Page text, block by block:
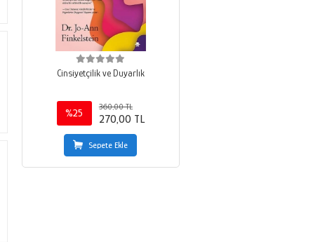
Cinsiyetçilik ve Duyarlık
%25
360,00 TL
270,00 TL
Sepete Ekle